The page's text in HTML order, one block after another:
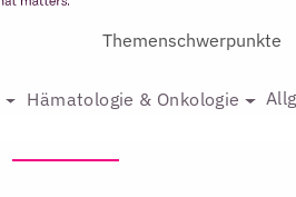
Themenschwerpunkte
Hämatologie & Onkologie